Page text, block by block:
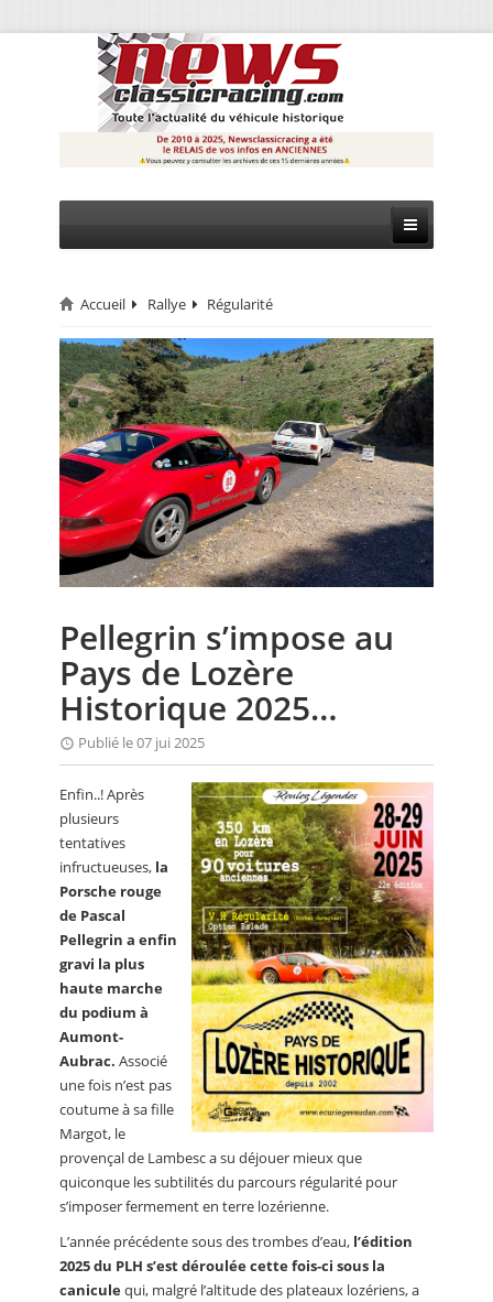
CIRCUIT
RALLYE
MONTAGNE
EVÈNEMENTS
CALENDRIER
FOCUS
ANNUAIRES
PETITES ANNONCES
Accueil Rallye Régularité
Pellegrin s’impose au
Pays de Lozère
Historique 2025…
Publié le 07 jui 2025
Enfin..! Après
plusieurs
tentatives
infructueuses, la
Porsche rouge
de Pascal
Pellegrin a enfin
gravi la plus
haute marche
du podium à
Aumont-
Aubrac. Associé
une fois n’est pas
coutume à sa fille
Margot, le
provençal de Lambesc a su déjouer mieux que
quiconque les subtilités du parcours régularité pour
s’imposer fermement en terre lozérienne.
L’année précédente sous des trombes d’eau, l’édition
2025 du PLH s’est déroulée cette fois-ci sous la
caniculequi, malgré l’altitude des plateaux lozériens, a